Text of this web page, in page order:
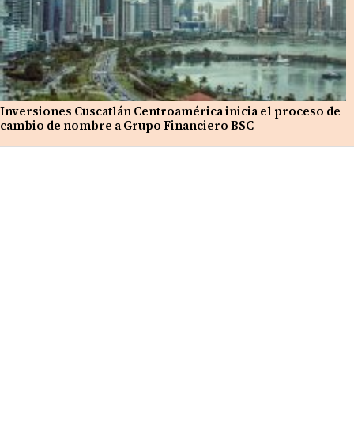
Inversiones Cuscatlán Centroamérica inicia el proceso de
cambio de nombre a Grupo Financiero BSC